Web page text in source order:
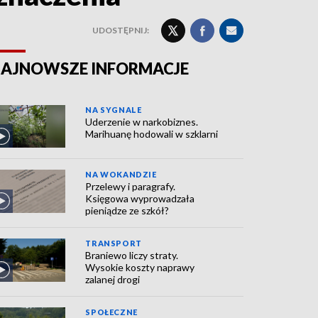
UDOSTĘPNIJ:
INFORMACJE
NA SYGNALE
Uderzenie w narkobiznes.
Marihuanę hodowali w szklarni
NA WOKANDZIE
Przelewy i paragrafy.
Księgowa wyprowadzała
pieniądze ze szkół?
TRANSPORT
Braniewo liczy straty.
Wysokie koszty naprawy
zalanej drogi
SPOŁECZNE